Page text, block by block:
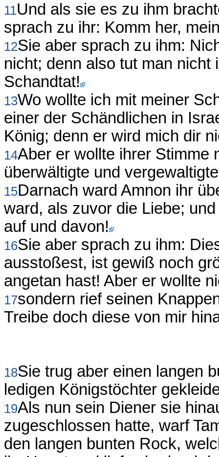
11Und als sie es zu ihm
sprach zu ihr: Komm her,
12Sie aber sprach zu ihm:
nicht; denn also tut man
Schandtat!
13Wo wollte ich mit meiner
einer der Schändlichen in
König; denn er wird mich dir
14Aber er wollte ihrer Stimme
überwältigte und
15Darnach ward Amnon ihr
ward, als zuvor die Liebe;
auf und davon!
16Sie aber sprach zu ihm:
ausstoßest, ist gewiß noch
angetan hast! Aber er wollte
17sondern rief seinen
Treibe doch diese von mir
18Sie trug aber einen langen
ledigen Königstöchter
19Als nun sein Diener sie
zugeschlossen hatte, warf
den langen bunten Rock,